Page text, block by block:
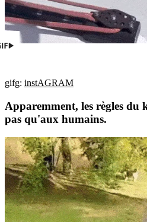
gifg: instAGRAM
Apparemment, les règles du
pas qu'aux humains.